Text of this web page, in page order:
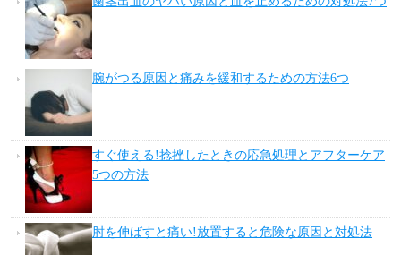
腕がつる原因と痛みを緩和するための方法6つ
すぐ使える!捻挫したときの応急処理とアフターケア
5つの方法
肘を伸ばすと痛い!放置すると危険な原因と対処法